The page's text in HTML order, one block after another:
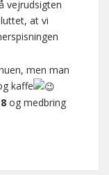
vejrudsigten
at vi
men man
kaffe
og medbring